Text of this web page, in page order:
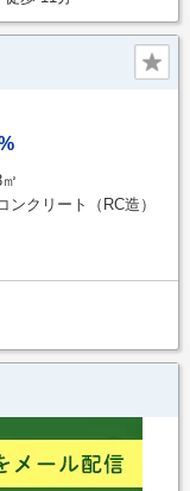
ンクリート（RC造）